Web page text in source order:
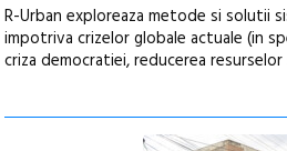
R-Urban exploreaza metode si solutii
impotriva crizelor globale actuale (in
criza democratiei, reducerea